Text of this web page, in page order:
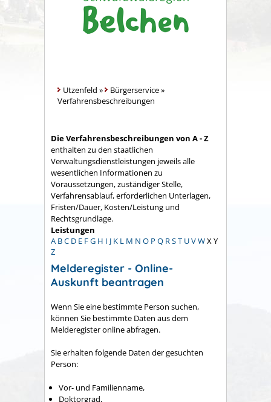
Utzenfeld » Bürgerservice»
Verfahrensbeschreibungen
Die Verfahrensbeschreibungen von A - Z
enthalten zu den staatlichen
Verwaltungsdienstleistungen jeweils alle
wesentlichen Informationen zu
Voraussetzungen, zuständiger Stelle,
Verfahrensablauf, erforderlichen Unterlagen,
Fristen/Dauer, Kosten/Leistung und
Rechtsgrundlage.
Leistungen
A BC D E FG H I J K L M N O P Q RST UVWX Y
Z
Melderegister - Online-
Auskunft beantragen
Wenn Sie eine bestimmte Person suchen,
können Sie bestimmte Daten aus dem
Melderegister online abfragen.
Sie erhalten folgende Daten der gesuchten
Person:
Vor- und Familienname,
Doktorgrad,